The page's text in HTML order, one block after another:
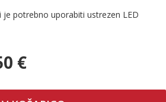
je potrebno uporabiti ustrezen LED
€